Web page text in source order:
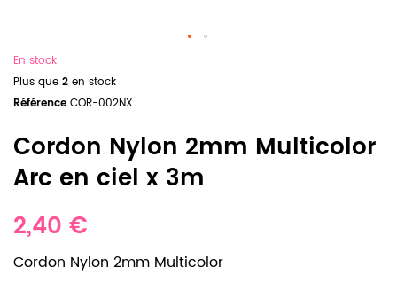
En stock
Plus que 2 en stock
Référence COR-002NX
Cordon Nylon 2mm Multicolor
Arc en ciel x 3m
2,40 €
Cordon Nylon 2mm Multicolor